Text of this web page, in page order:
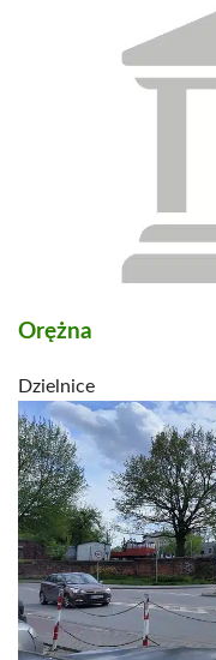
Orężna
Dzielnice